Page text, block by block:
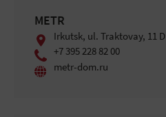
METR
Irkutsk, ul. Traktovay, 11 D
+7 395 228 82 00
metr-dom.ru